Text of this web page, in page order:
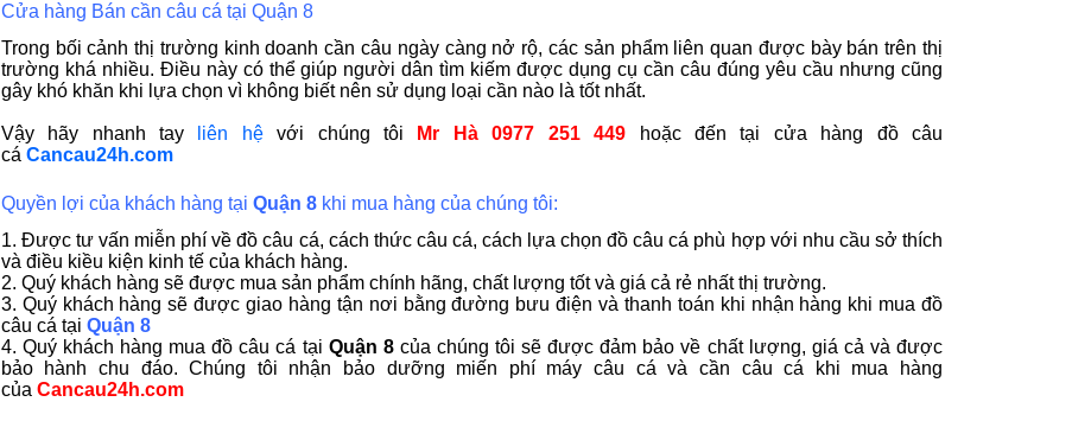
Cửa hàng Bán cần câu cá tại Quận 8
Trong bối cảnh thị trường kinh doanh cần câu ngày càng nở rộ, các sản phẩm liên quan được bày bán trên thị
trường khá nhiều. Điều này có thể giúp người dân tìm kiếm được dụng cụ cần câu đúng yêu cầu nhưng cũng
gây khó khăn khi lựa chọn vì không biết nên sử dụng loại cần nào là tốt nhất.
Vậy hãy nhanh tay liên hệvới chúng tôi Mr Hà 0977 251 449 hoặc đến tại cửa hàng đồ câu
cá Cancau24h.com
Quyền lợi của khách hàng tại Quận 8khi mua hàng của chúng tôi:
1. Được tư vấn miễn phí về đồ câu cá, cách thức câu cá, cách lựa chọn đồ câu cá phù hợp với nhu cầu sở thích
và điều kiều kiện kinh tế của khách hàng.
2. Quý khách hàng sẽ được mua sản phẩm chính hãng, chất lượng tốt và giá cả rẻ nhất thị trường.
3. Quý khách hàng sẽ được giao hàng tận nơi bằng đường bưu điện và thanh toán khi nhận hàng khi mua đồ
câu cá tại Quận 8
4. Quý khách hàng mua đồ câu cá tại Quận 8của chúng tôi sẽ được đảm bảo về chất lượng, giá cả và được
bảo hành chu đáo. Chúng tôi nhận bảo dưỡng miến phí máy câu cá và cần câu cá khi mua hàng
của Cancau24h.com